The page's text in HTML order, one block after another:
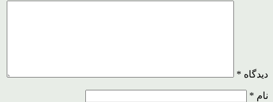
دیدگاه *
نام *